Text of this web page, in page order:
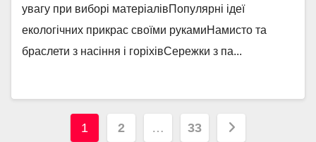
увагу при виборі матеріалівПопулярні ідеї
екологічних прикрас своїми рукамиНамисто та
браслети з насіння і горіхівСережки з па...
Навигация
1 2 … 33